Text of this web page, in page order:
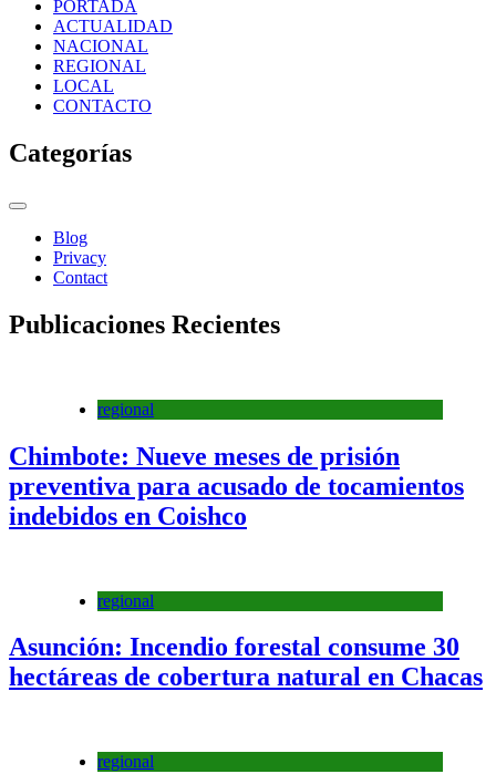
PORTADA
ACTUALIDAD
NACIONAL
REGIONAL
LOCAL
CONTACTO
Categorías
Blog
Privacy
Contact
Publicaciones Recientes
regional
Chimbote: Nueve meses de prisión
preventiva para acusado de tocamientos
indebidos en Coishco
regional
Asunción: Incendio forestal consume 30
hectáreas de cobertura natural en Chacas
regional